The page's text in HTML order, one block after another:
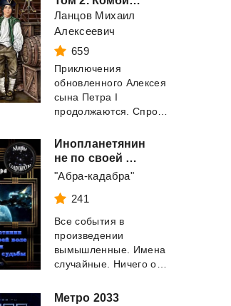
Ланцов Михаил
Алексеевич
659
Приключения
обновленного Алексея
сына Петра I
Инопланетянин
не по своей воле или забросы судьбы
"Абра-кадабра"
241
Все события в
произведении
вымышленные. Имена
Метро 2033